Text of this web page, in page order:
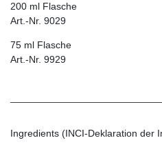
200 ml Flasche
Art.-Nr. 9029
75 ml Flasche
Art.-Nr. 9929
Ingredients (INCI-Deklaration der